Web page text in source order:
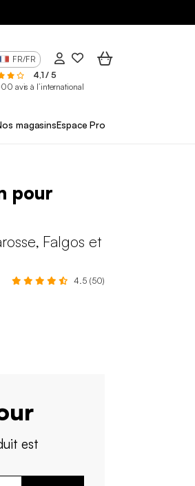
FR/FR
4,1 / 5
avis à l’international
magasinsEspace Pro
pour
Falgos et
4.5 (50)
est